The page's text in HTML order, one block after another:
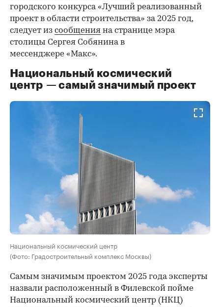
городского конкурса «Лучший реализованный
проект в области строительства» за 2025 год,
следует из сообщения на странице мэра
столицы Сергея Собянина в
мессенджере «Макс».
Национальный космический
центр — самый значимый проект
Национальный космический центр
(Фото: Градостроительный комплекс Москвы)
Самым значимым проектом 2025 года эксперты
назвали расположенный в Филевской пойме
Национальный космический центр (НКЦ)